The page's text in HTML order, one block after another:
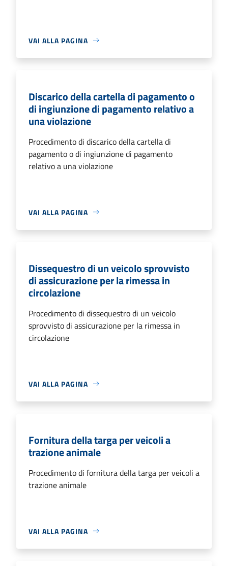
VAI ALLA PAGINA
Discarico della cartella di pagamento o
di ingiunzione di pagamento relativo a
una violazione
Procedimento di discarico della cartella di
pagamento o di ingiunzione di pagamento
relativo a una violazione
VAI ALLA PAGINA
Dissequestro di un veicolo sprovvisto
di assicurazione per la rimessa in
circolazione
Procedimento di dissequestro di un veicolo
sprovvisto di assicurazione per la rimessa in
circolazione
VAI ALLA PAGINA
Fornitura della targa per veicoli a
trazione animale
Procedimento di fornitura della targa per veicoli a
trazione animale
VAI ALLA PAGINA